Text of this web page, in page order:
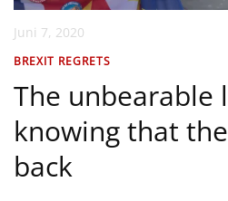
Juni 7, 2020
BREXIT REGRETS
The unbearable
knowing that
back